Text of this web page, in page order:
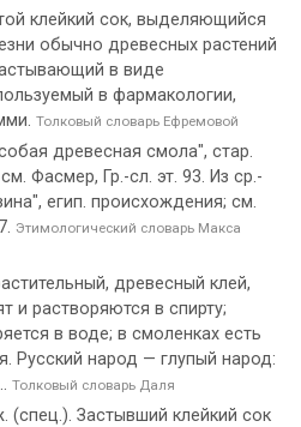
клейкий сок, выделяющийся
обычно древесных растений
в виде
в фармакологии,
Толковый словарь Ефремовой
древесная смола", стар.
Фасмер, Гр.-сл. эт. 93. Из ср.-
егип. происхождения; см.
Этимологический словарь Макса
древесный клей,
и растворяются в спирту;
в воде; в смоленках есть
Русский народ — глупый народ:
Толковый словарь Даля
Застывший клейкий сок